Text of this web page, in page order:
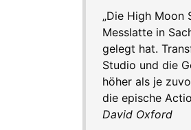
„Die High Moon
Messlatte in
gelegt hat.
Studio und die
höher als je
die epische
David Oxford